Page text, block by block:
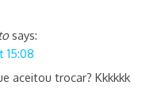
says:
15:08
aceitou trocar? Kkkkkk